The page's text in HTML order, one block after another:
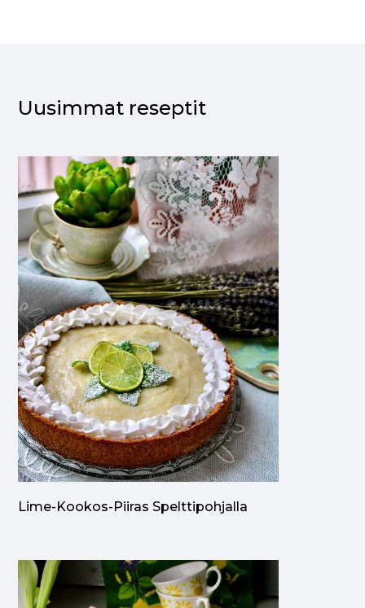
Uusimmat reseptit
Lime-Kookos-Piiras Spelttipohjalla